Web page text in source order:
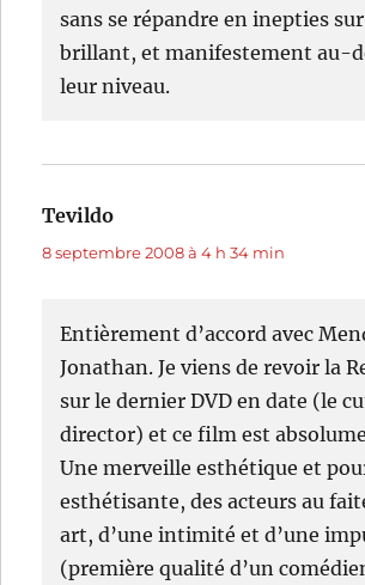
sans se répandre en inepties
brillant, et manifestement au-
leur niveau.
Tevildo
8 septembre 2008 à 4 h 34 min
Entièrement d’accord avec
Jonathan. Je viens de revoir la
sur le dernier DVD en date (le
director) et ce film est
Une merveille esthétique et
esthétisante, des acteurs au
art, d’une intimité et d’une
(première qualité d’un